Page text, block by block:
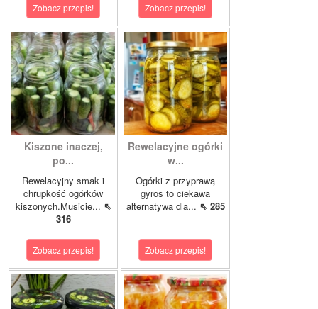
Zobacz przepis! Zobacz przepis!
Kiszone inaczej,
po...
Rewelacyjny smak i
chrupkość ogórków
kiszonych.Musicie... ⇖
316
Zobacz przepis!
Rewelacyjne ogórki
w...
Ogórki z przyprawą
gyros to ciekawa
alternatywa dla... ⇖ 285
Zobacz przepis!